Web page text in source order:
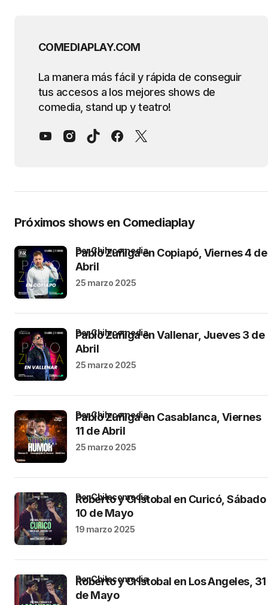
COMEDIAPLAY.COM
La manera más fácil y rápida de conseguir
tus accesos a los mejores shows de
comedia, stand up y teatro!
Próximos shows en Comediaplay
Pablo Zuñiga en Copiapó, Viernes 4 de
Abril
por Chilecomedia
25 marzo 2025
Pablo Zuñiga en Vallenar, Jueves 3 de
Abril
por Chilecomedia
25 marzo 2025
Pablo Zuñiga en Casablanca, Viernes
11 de Abril
por Chilecomedia
25 marzo 2025
Roberto y Cristobal en Curicó, Sábado
10 de Mayo
por Chilecomedia
19 marzo 2025
Roberto y Cristobal en Los Angeles, 31
de Mayo
por Chilecomedia